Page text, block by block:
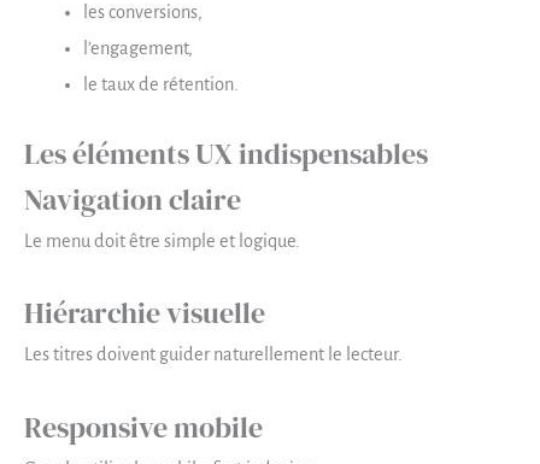
les conversions,
l’engagement,
le taux de rétention.
Les éléments UX indispensables
Navigation claire
Le menu doit être simple et logique.
Hiérarchie visuelle
Les titres doivent guider naturellement le lecteur.
Responsive mobile